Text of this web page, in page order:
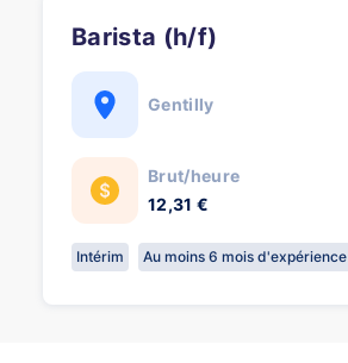
Barista (h/f)
Gentilly
Brut/heure
12,31 €
Intérim Au moins 6 mois d'expérience